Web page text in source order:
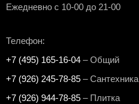
Ежедневно с 10-00 до 21-00
Телефон:
+7 (495) 165-16-04 – Общий
+7 (926) 245-78-85 – Сантехника
+7 (926) 944-78-85 – Плитка